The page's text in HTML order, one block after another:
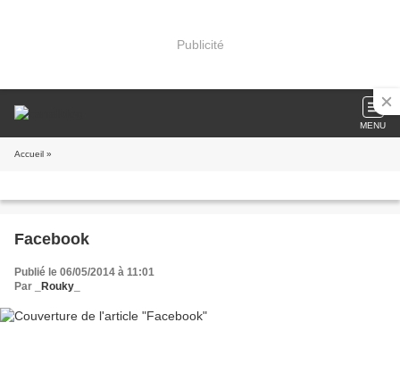
Publicité
MENU
Accueil »
Facebook
Publié le 06/05/2014 à 11:01
Par
_Rouky_